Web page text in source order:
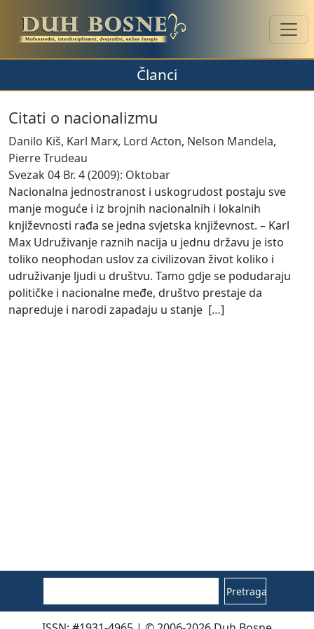
Članci
Citati o nacionalizmu
Danilo Kiš, Karl Marx, Lord Acton, Nelson Mandela,
Pierre Trudeau
Svezak 04 Br. 4 (2009): Oktobar
Nacionalna jednostranost i uskogrudost postaju sve
manje moguće i iz brojnih nacionalnih i lokalnih
književnosti rađa se jedna svjetska književnost. – Karl
Max Udruživanje raznih nacija u jednu državu je isto
toliko neophodan uslov za civilizovan život koliko i
udruživanje ljudi u društvu. Tamo gdje se podudaraju
političke i nacionalne međe, društvo prestaje da
napreduje i narodi zapadaju u stanje […]
Pretraga